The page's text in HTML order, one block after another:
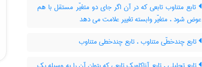
تابع متناوب تابعی که در آن اگر جای دو متغیّر مستقل با هم
عوض شود ، متغیّر وابسته تغییر علامت می دهد
تابع چندخطّی متناوب ، تابع چندخطی متناوب